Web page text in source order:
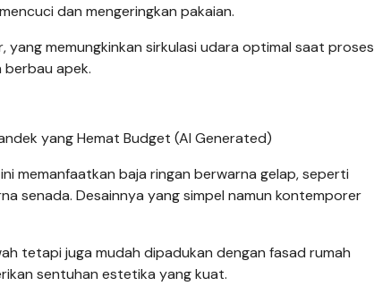
dan mengeringkan pakaian.
memungkinkan sirkulasi udara optimal saat proses
berbau apek.
yang Hemat Budget (AI Generated)
memanfaatkan baja ringan berwarna gelap, seperti
senada. Desainnya yang simpel namun kontemporer
tetapi juga mudah dipadukan dengan fasad rumah
sentuhan estetika yang kuat.